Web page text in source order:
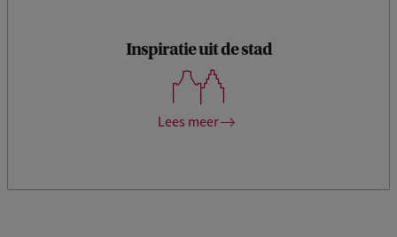
Inspiratie uit de stad
Lees meer
In Amsterdam vind je in elke wijk wel theaters, musea,
verschillende talen, culturen en geschiedenis. Die diversiteit
vormt een perfecte inspiratiebron voor jouw lessen.